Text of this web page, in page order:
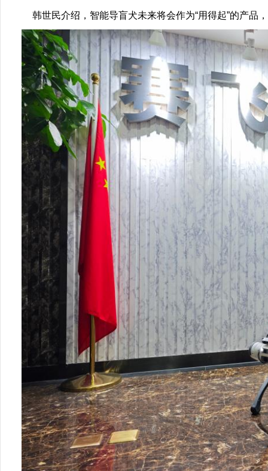
韩世民介绍，智能导盲犬未来将会作为“用得起”的产品